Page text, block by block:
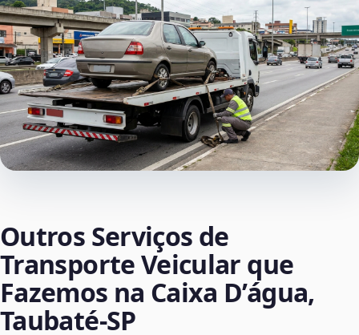
Outros Serviços de
Transporte Veicular que
Fazemos na Caixa D’água,
Taubaté‑SP